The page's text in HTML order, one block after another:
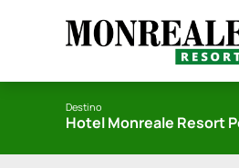
Destino
Hotel Monreale Resort